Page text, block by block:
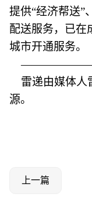
提供“经济帮送”
配送服务，已在
城市开通服务。
雷递由媒体人
源。
上一篇